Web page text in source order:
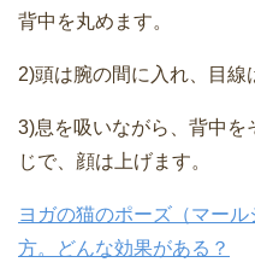
背中を丸めます。
2)頭は腕の間に入れ、目線
3)息を吸いながら、背中
じで、顔は上げます。
ヨガの猫のポーズ（マー
方。どんな効果がある？